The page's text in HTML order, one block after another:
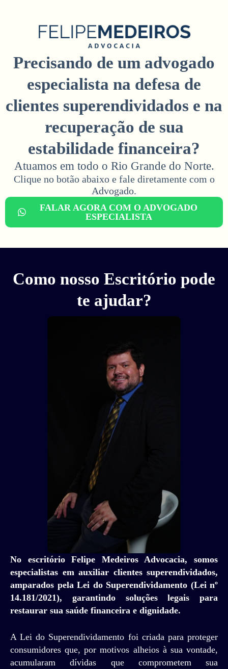
Precisando de um advogado
especialista na defesa de
clientes superendividados e na
recuperação de sua
estabilidade financeira?
Atuamos em todo o Rio Grande do Norte.
Clique no botão abaixo e fale diretamente com o
Advogado.​
FALAR AGORA COM O ADVOGADO
ESPECIALISTA
Como nosso Escritório pode
te ajudar?
No escritório Felipe Medeiros Advocacia, somos
especialistas em auxiliar clientes superendividados,
amparados pela Lei do Superendividamento (Lei nº
14.181/2021), garantindo soluções legais para
restaurar sua saúde financeira e dignidade.
A Lei do Superendividamento foi criada para proteger
consumidores que, por motivos alheios à sua vontade,
acumularam dívidas que comprometem sua